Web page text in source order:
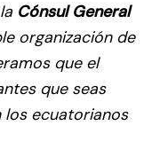
Cónsul General
organización de
que el
que seas
los ecuatorianos